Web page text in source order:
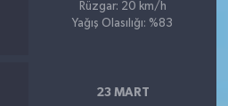
Rüzgar: 20 km/h
Yağış Olasılığı: %83
23 MART